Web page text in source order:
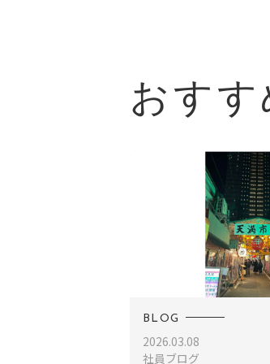
おすす
BLOG
2026.03.08
社員ブログ